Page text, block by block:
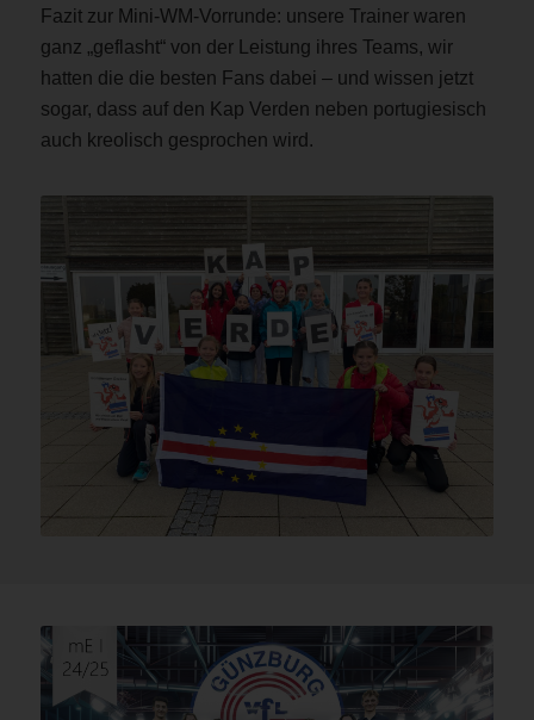
Fazit zur Mini-WM-Vorrunde: unsere Trainer waren
ganz „geflasht“ von der Leistung ihres Teams, wir
hatten die die besten Fans dabei – und wissen jetzt
sogar, dass auf den Kap Verden neben portugiesisch
auch kreolisch gesprochen wird.